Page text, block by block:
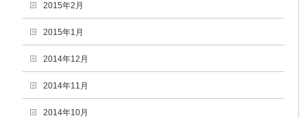
2015年2月
2015年1月
2014年12月
2014年11月
2014年10月